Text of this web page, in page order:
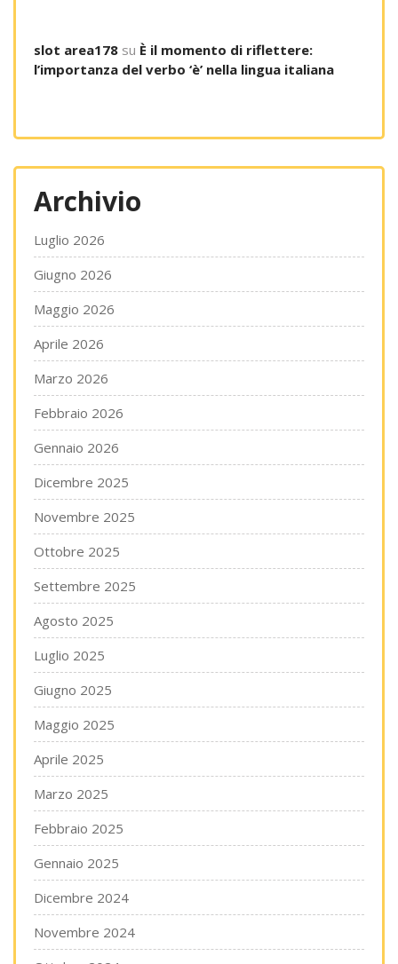
slot area178 su È il momento di riflettere:
l’importanza del verbo ‘è’ nella lingua italiana
Archivio
Luglio 2026
Giugno 2026
Maggio 2026
Aprile 2026
Marzo 2026
Febbraio 2026
Gennaio 2026
Dicembre 2025
Novembre 2025
Ottobre 2025
Settembre 2025
Agosto 2025
Luglio 2025
Giugno 2025
Maggio 2025
Aprile 2025
Marzo 2025
Febbraio 2025
Gennaio 2025
Dicembre 2024
Novembre 2024